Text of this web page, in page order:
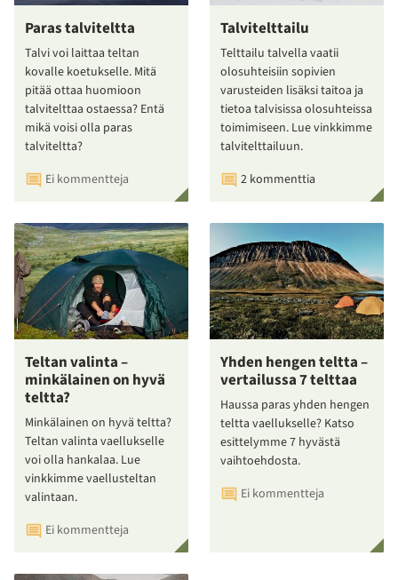
Paras talviteltta
Talvi voi laittaa teltan
kovalle koetukselle. Mitä
pitää ottaa huomioon
talvitelttaa ostaessa? Entä
mikä voisi olla paras
talviteltta?
Ei kommentteja
Talvitelttailu
Telttailu talvella vaatii
olosuhteisiin sopivien
varusteiden lisäksi taitoa ja
tietoa talvisissa olosuhteissa
toimimiseen. Lue vinkkimme
talvitelttailuun.
2 kommenttia
Teltan valinta –
minkälainen on hyvä
teltta?
Minkälainen on hyvä teltta?
Teltan valinta vaellukselle
voi olla hankalaa. Lue
vinkkimme vaellusteltan
valintaan.
Ei kommentteja
Yhden hengen teltta –
vertailussa 7 telttaa
Haussa paras yhden hengen
teltta vaellukselle? Katso
esittelymme 7 hyvästä
vaihtoehdosta.
Ei kommentteja